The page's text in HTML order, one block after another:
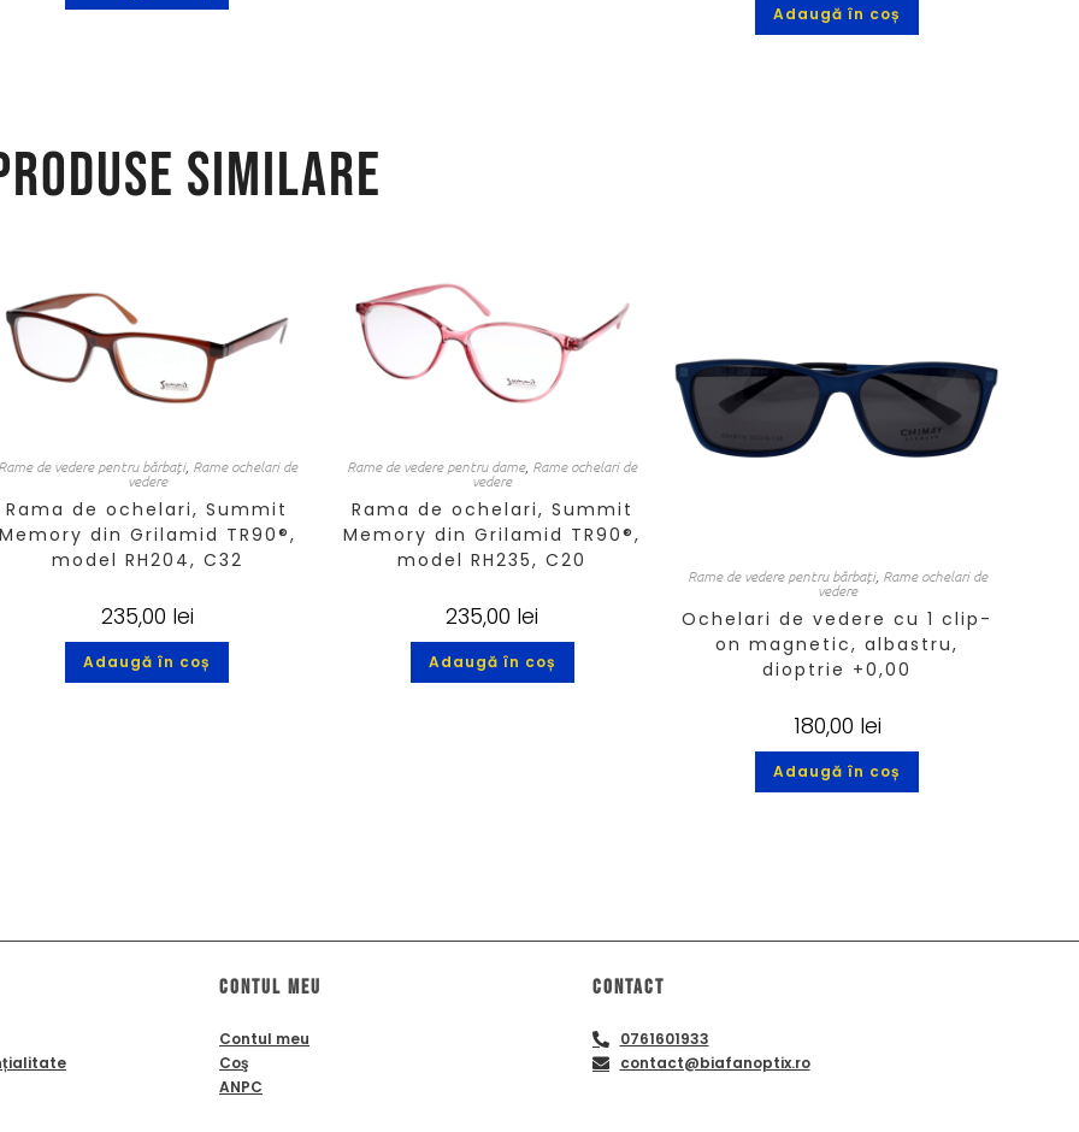
Adaugă în coș
similare
de vedere pentru bărbați, Rame ochelari de
vedere
Rama de ochelari, Summit
din Grilamid TR90®,
model RH204, C32
235,00 lei
Adaugă în coș
Rame de vedere pentru dame, Rame ochelari de
vedere
Rama de ochelari, Summit
Memory din Grilamid TR90®,
model RH235, C20
235,00 lei
Adaugă în coș
Rame de vedere pentru bărbați, Rame ochelari de
vedere
Ochelari de vedere cu 1 clip-
on magnetic, albastru,
dioptrie +0,00
180,00 lei
Adaugă în coș
Contul meu
Contul meu
Coş
ANPC
Contact
0761601933
contact@biafanoptix.ro